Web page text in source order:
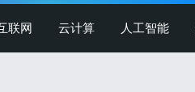
联网 云计算 人工智能